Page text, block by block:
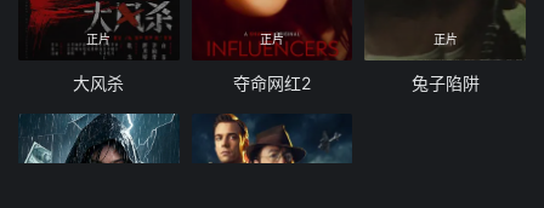
正片
大风杀
正片
夺命网红2
正片
兔子陷阱